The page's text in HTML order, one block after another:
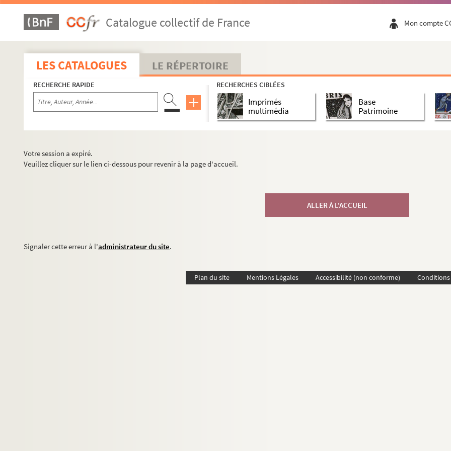
Catalogue collectif de France Mon compte
LES CATALOGUES LE RÉPERTOIRE
RECHERCHE RAPIDE RECHERCHES CIBLÉES
Imprimés
multimédia
Base
Patrimoine
Votre session a expiré.
Veuillez cliquer sur le lien ci-dessous pour revenir à la page d'accueil.
ALLER À L'ACCUEIL
Signaler cette erreur à l'administrateur du site.
Plan du site Mentions Légales Accessibilité (non conforme)